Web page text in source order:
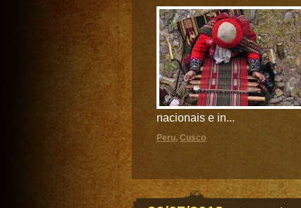
nacionais e in...
Peru, Cusco